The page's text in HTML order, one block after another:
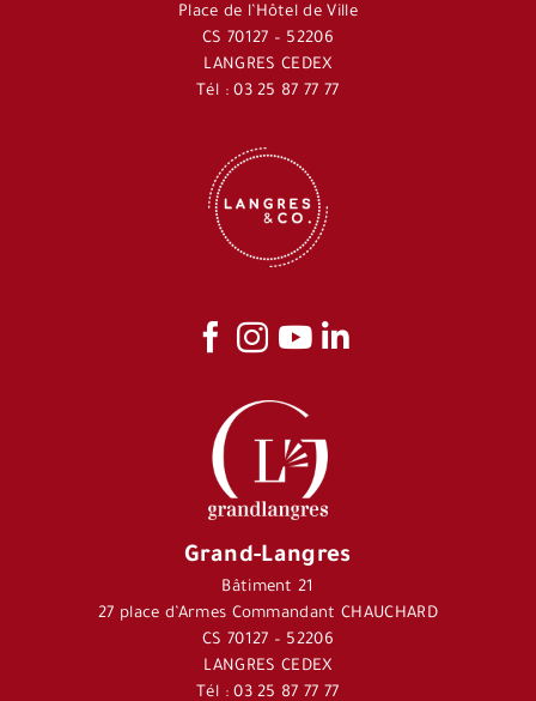
Place de l’Hôtel de Ville
CS 70127 – 52206
LANGRES CEDEX
Tél : 03 25 87 77 77
Grand-Langres
Bâtiment 21
27 place d’Armes Commandant CHAUCHARD
CS 70127 – 52206
LANGRES CEDEX
Tél : 03 25 87 77 77